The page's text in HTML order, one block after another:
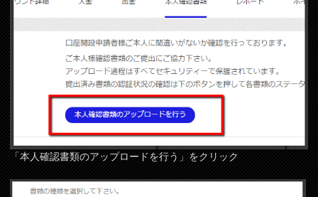
「本人確認書類のアップロードを行う」をクリック